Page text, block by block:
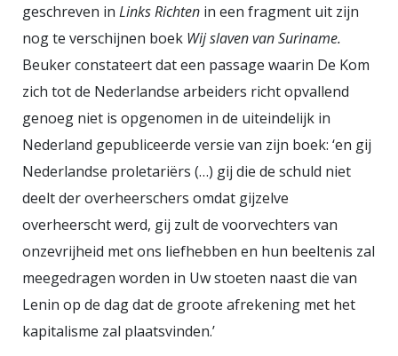
verdachtmakingen onder invloed
van de Koude Oorlog. Met de
Russische inval in Hongarije in
1956 als tragisch dieptepunt.
Tijdens haar stage bij het IISG,
begeleid door Margreet Schrevel,
kwam Weesjes in contact met de
geschiedenis van het Nederlandse
communisme en sprak met
kinderen die grotendeels na de
tweede wereldoorlog opgroeiden
in een communistisch gezin. Zij
raakte gefascineerd door deze
geschreven in Links Richten in een fragment uit zijn
nog te verschijnen boek Wij slaven van Suriname.
Beuker constateert dat een passage waarin De Kom
zich tot de Nederlandse arbeiders richt opvallend
genoeg niet is opgenomen in de uiteindelijk in
Nederland gepubliceerde versie van zijn boek: ‘en gij
Nederlandse proletariërs (…) gij die de schuld niet
deelt der overheerschers omdat gijzelve
overheerscht werd, gij zult de voorvechters van
onzevrijheid met ons liefhebben en hun beeltenis zal
meegedragen worden in Uw stoeten naast die van
Lenin op de dag dat de groote afrekening met het
kapitalisme zal plaatsvinden.’